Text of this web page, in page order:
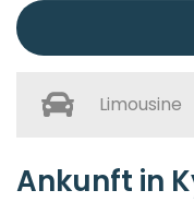
Limousine
Ankunft in